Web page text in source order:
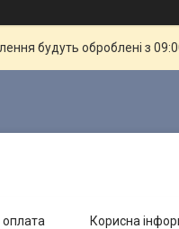
будуть оброблені з
оплата Корисна